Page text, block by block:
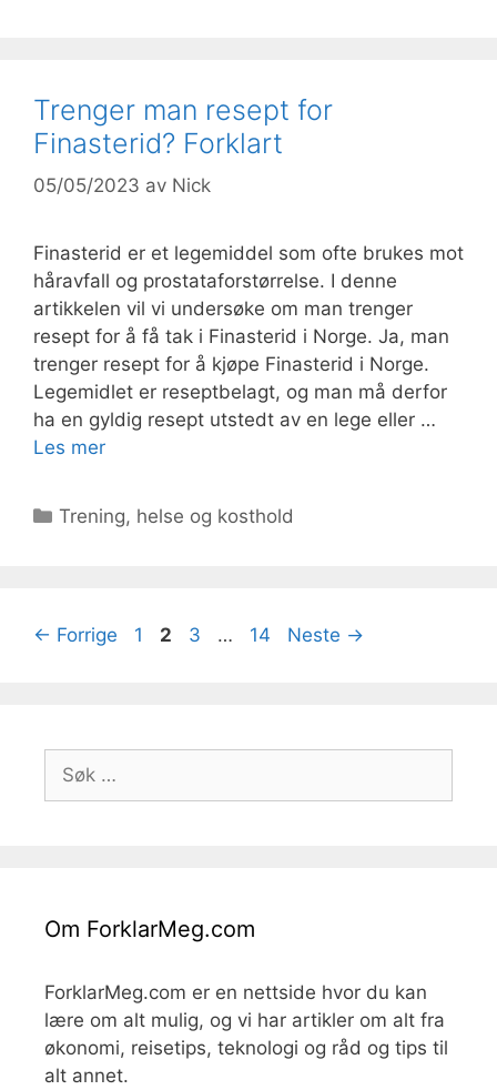
Trenger man resept for
Finasterid? Forklart
05/05/2023 av Nick
Finasterid er et legemiddel som ofte brukes mot
håravfall og prostataforstørrelse. I denne
artikkelen vil vi undersøke om man trenger
resept for å få tak i Finasterid i Norge. Ja, man
trenger resept for å kjøpe Finasterid i Norge.
Legemidlet er reseptbelagt, og man må derfor
ha en gyldig resept utstedt av en lege eller …
Les mer
Kategorier
Trening, helse og kosthold
← Forrige Side
1 Side
2 Side
3 … Side
14 Neste →
Søk
etter:
Om ForklarMeg.com
ForklarMeg.com er en nettside hvor du kan
lære om alt mulig, og vi har artikler om alt fra
økonomi, reisetips, teknologi og råd og tips til
alt annet.